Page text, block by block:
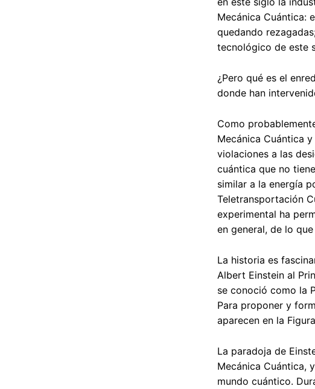
Mecánica Cuántica:
quedando
tecnológico de este
¿Pero qué es el
donde han
Como
Mecánica Cuántica
violaciones a las
cuántica que no
similar a la energía
Teletransportación
experimental ha
en general, de lo
La historia es
Albert Einstein al
se conoció como la
Para proponer y
aparecen en la
La paradoja de
Mecánica Cuántica,
mundo cuántico.